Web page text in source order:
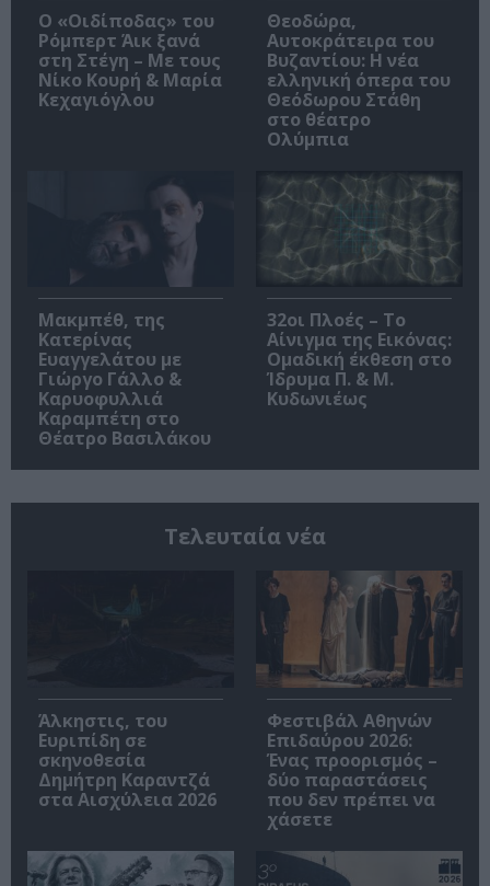
O «Οιδίποδας» του
Ρόμπερτ Άικ ξανά
στη Στέγη – Με τους
Νίκο Κουρή & Μαρία
Κεχαγιόγλου
Θεοδώρα,
Αυτοκράτειρα του
Βυζαντίου: Η νέα
ελληνική όπερα του
Θεόδωρου Στάθη
στο θέατρο
Ολύμπια
Μακμπέθ, της
Κατερίνας
Ευαγγελάτου με
Γιώργο Γάλλο &
Καρυοφυλλιά
Καραμπέτη στο
Θέατρο Βασιλάκου
32οι Πλοές – Το
Αίνιγμα της Εικόνας:
Ομαδική έκθεση στο
Ίδρυμα Π. & Μ.
Κυδωνιέως
Τελευταία νέα
Άλκηστις, του
Ευριπίδη σε
σκηνοθεσία
Δημήτρη Καραντζά
στα Αισχύλεια 2026
Φεστιβάλ Αθηνών
Επιδαύρου 2026:
Ένας προορισμός –
δύο παραστάσεις
που δεν πρέπει να
χάσετε